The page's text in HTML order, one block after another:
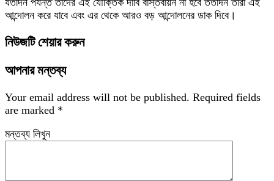
যতদিন পর্যন্ত তাদের এই যৌক্তিক দাবি বাস্তবায়ন না হবে ততদিন তারা এই
আন্দোলন করে যাবে এবং এর থেকে আরও বড় আন্দোলনের ডাক দিবে।
নিউজটি শেয়ার করুন
আপনার মন্তব্য
Your email address will not be published. Required fields
are marked *
মন্তব্য লিখুন